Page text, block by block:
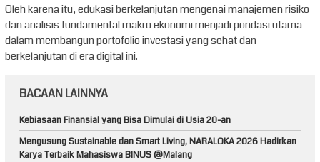
Oleh karena itu, edukasi berkelanjutan mengenai manajemen risiko
dan analisis fundamental makro ekonomi menjadi pondasi utama
dalam membangun portofolio investasi yang sehat dan
berkelanjutan di era digital ini.
BACAAN LAINNYA
Kebiasaan Finansial yang Bisa Dimulai di Usia 20-an
Mengusung Sustainable dan Smart Living, NARALOKA 2026 Hadirkan
Karya Terbaik Mahasiswa BINUS @Malang